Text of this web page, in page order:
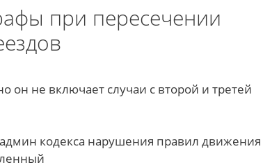
при пересечении
не включает случаи с второй и третей
админ кодекса нарушения правил движения